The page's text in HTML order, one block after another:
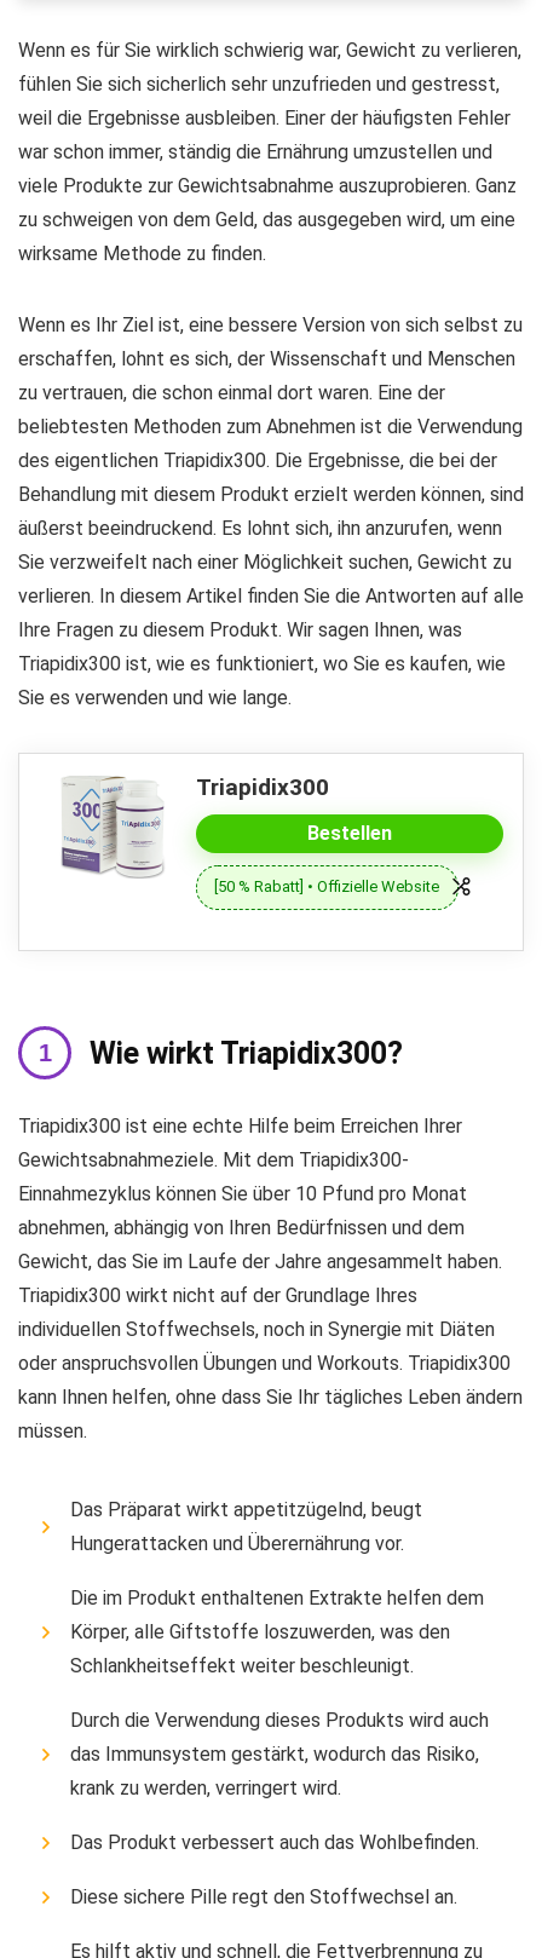
Wenn es für Sie wirklich schwierig war, Gewicht zu verlieren,
fühlen Sie sich sicherlich sehr unzufrieden und gestresst,
weil die Ergebnisse ausbleiben. Einer der häufigsten Fehler
war schon immer, ständig die Ernährung umzustellen und
viele Produkte zur Gewichtsabnahme auszuprobieren. Ganz
zu schweigen von dem Geld, das ausgegeben wird, um eine
wirksame Methode zu finden.
Wenn es Ihr Ziel ist, eine bessere Version von sich selbst zu
erschaffen, lohnt es sich, der Wissenschaft und Menschen
zu vertrauen, die schon einmal dort waren. Eine der
beliebtesten Methoden zum Abnehmen ist die Verwendung
des eigentlichen Triapidix300. Die Ergebnisse, die bei der
Behandlung mit diesem Produkt erzielt werden können, sind
äußerst beeindruckend. Es lohnt sich, ihn anzurufen, wenn
Sie verzweifelt nach einer Möglichkeit suchen, Gewicht zu
verlieren. In diesem Artikel finden Sie die Antworten auf alle
Ihre Fragen zu diesem Produkt. Wir sagen Ihnen, was
Triapidix300 ist, wie es funktioniert, wo Sie es kaufen, wie
Sie es verwenden und wie lange.
Triapidix300
Bestellen
[50 % Rabatt] • Offizielle Website
Wie wirkt Triapidix300?
Triapidix300 ist eine echte Hilfe beim Erreichen Ihrer
Gewichtsabnahmeziele. Mit dem Triapidix300-
Einnahmezyklus können Sie über 10 Pfund pro Monat
abnehmen, abhängig von Ihren Bedürfnissen und dem
Gewicht, das Sie im Laufe der Jahre angesammelt haben.
Triapidix300 wirkt nicht auf der Grundlage Ihres
individuellen Stoffwechsels, noch in Synergie mit Diäten
oder anspruchsvollen Übungen und Workouts. Triapidix300
kann Ihnen helfen, ohne dass Sie Ihr tägliches Leben ändern
müssen.
Das Präparat wirkt appetitzügelnd, beugt
Hungerattacken und Überernährung vor.
Die im Produkt enthaltenen Extrakte helfen dem
Körper, alle Giftstoffe loszuwerden, was den
Schlankheitseffekt weiter beschleunigt.
Durch die Verwendung dieses Produkts wird auch
das Immunsystem gestärkt, wodurch das Risiko,
krank zu werden, verringert wird.
Das Produkt verbessert auch das Wohlbefinden.
Diese sichere Pille regt den Stoffwechsel an.
Es hilft aktiv und schnell, die Fettverbrennung zu